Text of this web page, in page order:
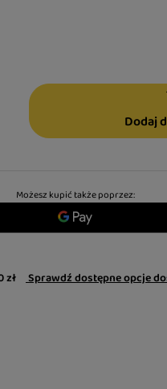
Dodaj
Możesz kupić także poprzez:
zł Sprawdź dostępne opcje